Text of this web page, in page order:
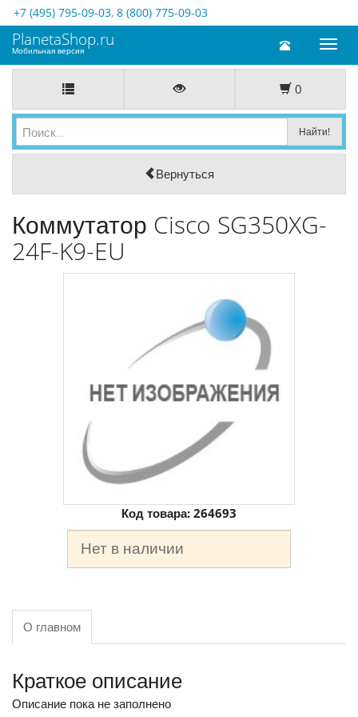
+7 (495) 795-09-03, 8 (800) 775-09-03
Toggle
PlanetaShop.ru
Мобильная версия
0
Вернуться
Коммутатор Cisco SG350XG-
24F-K9-EU
Код товара: 264693
Нет в наличии
О главном
Краткое описание
Описание пока не заполнено